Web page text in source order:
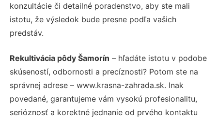
konzultácie či detailné poradenstvo, aby ste mali
istotu, že výsledok bude presne podľa vašich
predstáv.
Rekultivácia pôdy Šamorín – hľadáte istotu v podobe
skúseností, odbornosti a precíznosti? Potom ste na
správnej adrese – www.krasna-zahrada.sk. Inak
povedané, garantujeme vám vysokú profesionalitu,
serióznosť a korektné jednanie od prvého kontaktu